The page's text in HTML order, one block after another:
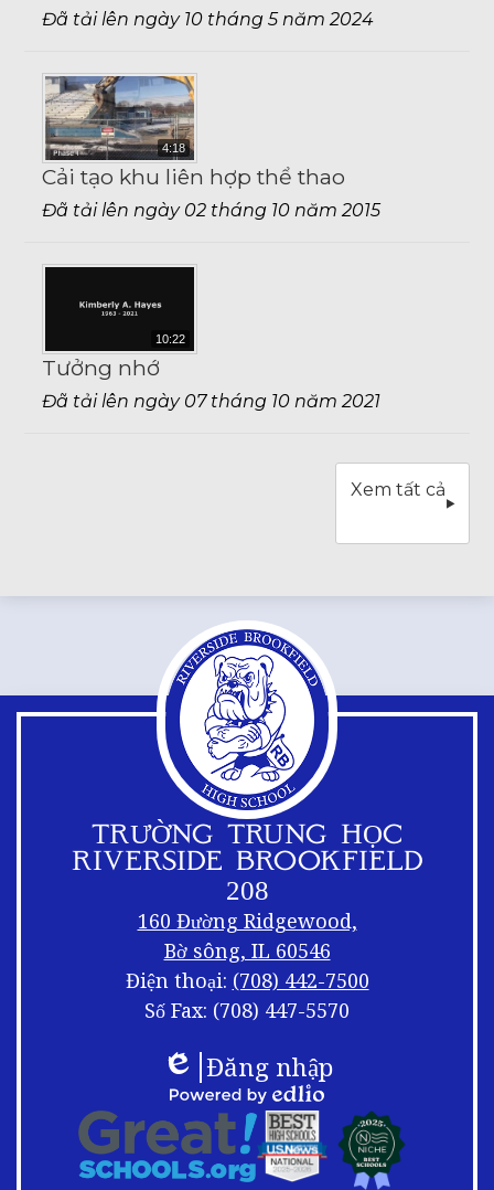
Đã tải lên ngày 10 tháng 5 năm 2024
4:18
Cải tạo khu liên hợp thể thao
Đã tải lên ngày 02 tháng 10 năm 2015
10:22
Tưởng nhớ
Đã tải lên ngày 07 tháng 10 năm 2021
Xem tất cả
TRƯỜNG TRUNG HỌC
RIVERSIDE BROOKFIELD
208
160 Đường Ridgewood,
Bờ sông, IL 60546
Điện thoại: (708) 442-7500
Số Fax: (708) 447-5570
kết
chân
trang
trộn
chân
trang
Edlio
Đăng nhập
Được
cung
cấp
Logo
chân
trang